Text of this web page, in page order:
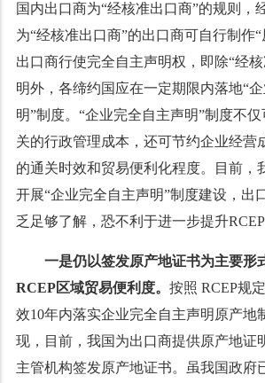
国内出口商为“经核准出口商”的规则，
为“经核准出口商”的出口商可自行制作
出口商行使完全自主声明权，即除“经
明外，各缔约国应在一定期限内落地“
明”制度。“企业完全自主声明”制度不
关的行政管理成本，还可节约企业经营
的通关时效和贸易便利化程度。目前，
开展“企业完全自主声明”制度建设，出
乏足够了解，恐不利于进一步提升
一是仍以签发原产地证书为主要形
RCEP区域贸易便利度。 按照 RCEP规
效10年内落实企业完全自主声明原产地
现，目前，我国为出口商提供原产地证
主管机构签发原产地证书。虽我国政府